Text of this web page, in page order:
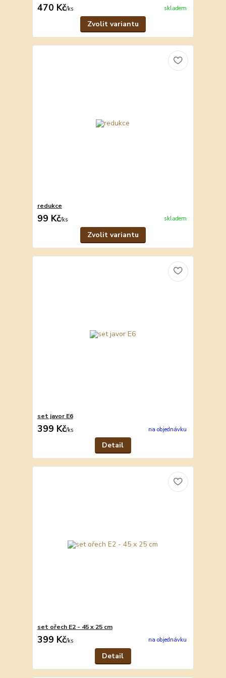
470 Kč/ks skladem
Zvolit variantu
redukce
99 Kč/ks skladem
Zvolit variantu
set javor E6
399 Kč/ks na objednávku
Detail
set ořech E2 - 45 x 25 cm
399 Kč/ks na objednávku
Detail